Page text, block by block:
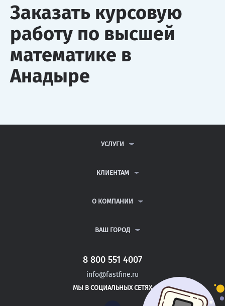
Заказать курсовую
работу по высшей
математике в
Анадыре
УСЛУГИ
ДИПЛОМНЫЕ РАБОТЫ
РЕФЕРАТЫ
КЛИЕНТАМ
ВОПРОСЫ И ОТВЕТЫ
ПОЛИТИКА КОНФИДЕНЦИАЛЬНОСТИ
О КОМПАНИИ
КОНТАКТЫ
ВАШ ГОРОД
САНКТ-ПЕТЕРБУРГ
ГОРЯЧИЙ КЛЮЧ
ТРЕХГОРНЫЙ
8 800 551 4007
info@fastfine.ru
МЫ В СОЦИАЛЬНЫХ СЕТЯХ